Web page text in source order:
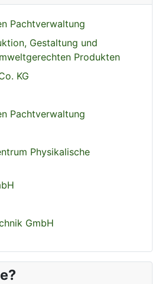
Pachtverwaltung
Gestaltung und
Produkten
KG
Pachtverwaltung
Physikalische
GmbH